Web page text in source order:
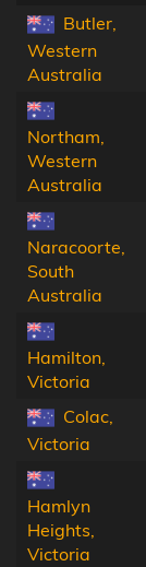
Butler,
Western
Australia
Northam,
Western
Australia
Naracoorte,
South
Australia
Hamilton,
Victoria
Colac,
Victoria
Hamlyn
Heights,
Victoria